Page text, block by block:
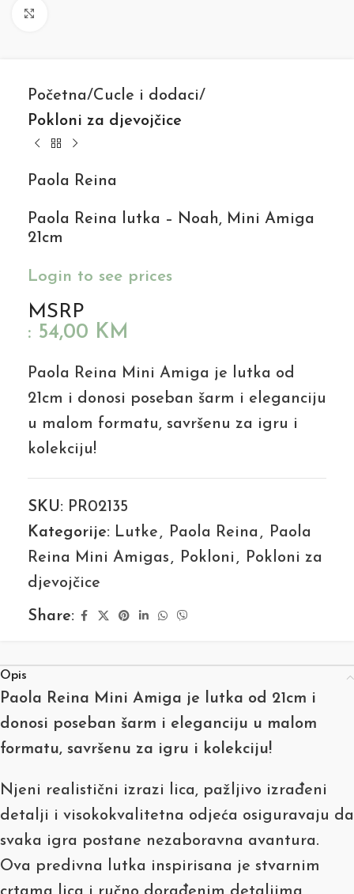
Početna Cucle i dodaci
Pokloni za djevojčice
Paola Reina
Paola Reina lutka – Noah, Mini Amiga
21cm
Login to see prices
MSRP
: 54,00 KM
Paola Reina Mini Amiga je lutka od
21cm i donosi poseban šarm i eleganciju
u malom formatu, savršenu za igru i
kolekciju!
SKU: PR02135
Kategorije: Lutke , Paola Reina , Paola
Reina Mini Amigas , Pokloni , Pokloni za
djevojčice
Share:
Opis
Paola Reina Mini Amiga je lutka od 21cm i
donosi poseban šarm i eleganciju u malom
formatu, savršenu za igru i kolekciju!
Njeni realistični izrazi lica, pažljivo izrađeni
detalji i visokokvalitetna odjeća osiguravaju da
svaka igra postane nezaboravna avantura.
Ova predivna lutka inspirisana je stvarnim